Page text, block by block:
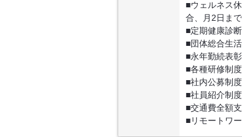
■ウェルネス
合、月2日ま
■定期健康診断
■団体総合生
■永年勤続表
■各種研修制
■社内公募制度
■社員紹介制度
■交通費全額
■リモートワ